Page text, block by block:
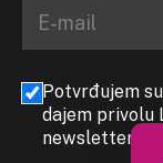
Potvrđujem
dajem privolu
newslettera